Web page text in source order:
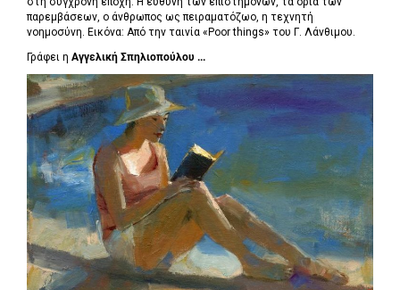
παρεμβάσεων, ο άνθρωπος ως πειραματόζωο, η τεχνητή
νοημοσύνη. Εικόνα: Από την ταινία «Poor things» του Γ. Λάνθιμου.
Γράφει η Αγγελική Σπηλιοπούλου ...